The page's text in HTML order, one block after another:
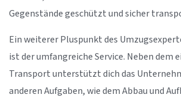
Gegenstände geschützt und sicher
Ein weiterer Pluspunkt des
ist der umfangreiche Service. Neben dem
Transport unterstützt dich das
anderen Aufgaben, wie dem Abbau und